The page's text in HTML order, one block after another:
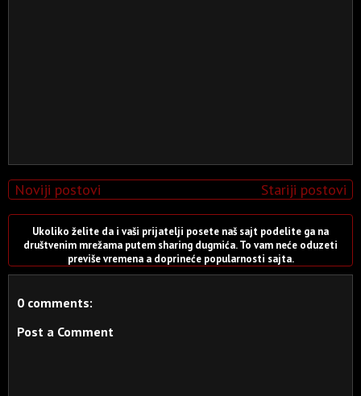
Noviji postovi Stariji postovi
Ukoliko želite da i vaši prijatelji posete naš sajt podelite ga na
društvenim mrežama putem sharing dugmića. To vam neće oduzeti
previše vremena a doprineće popularnosti sajta.
0 comments:
Post a Comment